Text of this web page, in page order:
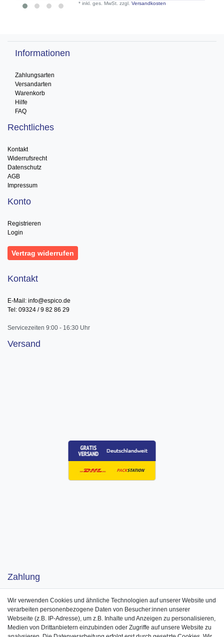
*inkl. ges. MwSt. zzgl.Versandkosten
Informationen
Zahlungsarten
Versandarten
Warenkorb
Hilfe
FAQ
Rechtliches
Kontakt
Widerrufsrecht
Datenschutz
AGB
Impressum
Konto
Registrieren
Login
Vertrag widerrufen
Kontakt
E-Mail: info@espico.de
Tel: 09324 / 9 82 86 29
Servicezeiten 9:00 - 16:30 Uhr
Versand
Zahlung
Wir verwenden Cookies und ähnliche Technologien auf unserer Website und
verarbeiten personenbezogene Daten von Besucher:innen unserer
Webseite (z.B. IP-Adresse), um z.B. Inhalte und Anzeigen zu personalisieren,
Medien von Drittanbietern einzubinden oder Zugriffe auf unsere Website zu